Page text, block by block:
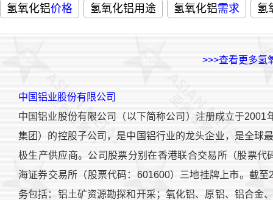
氢氧化铝价格 氢氧化铝用途 氢氧化铝需求 氢
>>>查看更多氢
中国铝业股份有限公司
中国铝业股份有限公司（以下简称公司）注册成立于
集团）的控股子公司，是中国铝行业的龙头企业，是全球
极生产供应商。公司股票分别在香港联合交易所（股票
海证券交易所（股票代码：601600）三地挂牌上市。截
务包括：铝土矿资源勘探和开采；氧化铝、原铝、铝合金